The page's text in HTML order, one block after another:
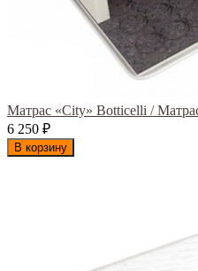
Матрас «City» Botticelli /
6 250 ₽
В корзину